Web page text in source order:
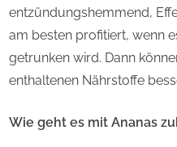
entzündungshemmend,
am besten profitiert, wenn
getrunken wird. Dann
enthaltenen Nährstoffe
Wie geht es mit Ananas